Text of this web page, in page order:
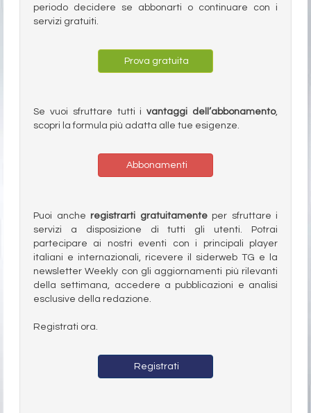
periodo decidere se abbonarti o continuare con i
servizi gratuiti.
Prova gratuita
Se vuoi sfruttare tutti ivantaggi dell’abbonamento,
scopri la formula più adatta alle tue esigenze.
Abbonamenti
Puoi anche registrarti gratuitamenteper sfruttare i
servizi a disposizione di tutti gli utenti. Potrai
partecipare ai nostri eventi con i principali player
italiani e internazionali, ricevere il siderweb TG e la
newsletter Weekly con gli aggiornamenti più rilevanti
della settimana, accedere a pubblicazioni e analisi
esclusive della redazione.
Registrati ora.
Registrati